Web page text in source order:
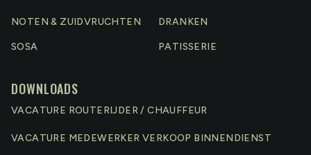
NOTEN & ZUIDVRUCHTEN DRANKEN
SOSA PATISSERIE
DOWNLOADS
VACATURE ROUTERIJDER / CHAUFFEUR
VACATURE MEDEWERKER VERKOOP BINNENDIENST